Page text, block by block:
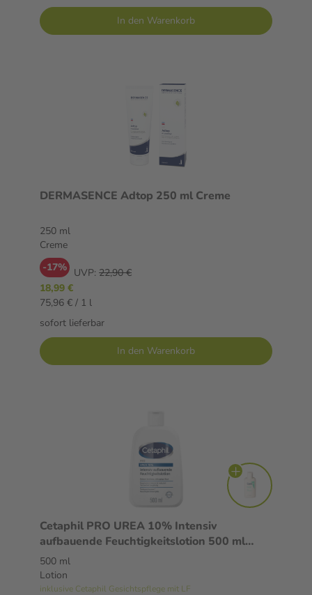
In den Warenkorb
DERMASENCE Adtop 250 ml Creme
250 ml
Creme
-17% UVP: 22,90 €
18,99 €
75,96 € / 1 l
sofort lieferbar
In den Warenkorb
Cetaphil PRO UREA 10% Intensiv
aufbauende Feuchtigkeitslotion 500 ml
Lotion
500 ml
Lotion
inklusive Cetaphil Gesichtspflege mit LF